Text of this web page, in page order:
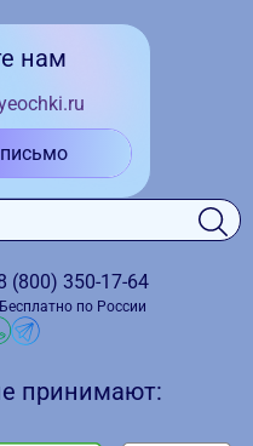
нам
(800) 350-17-64
Бесплатно по России
принимают: